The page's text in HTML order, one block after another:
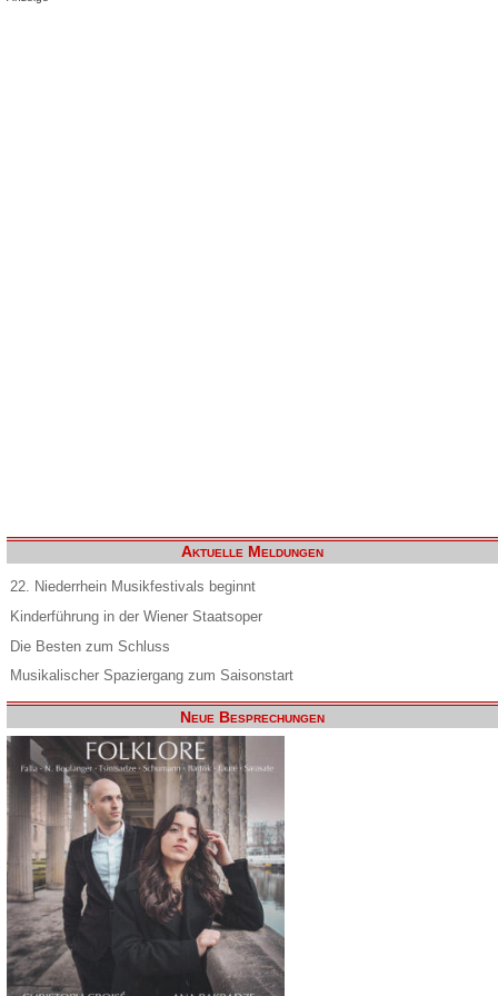
Aktuelle Meldungen
22. Niederrhein Musikfestivals beginnt
Kinderführung in der Wiener Staatsoper
Die Besten zum Schluss
Musikalischer Spaziergang zum Saisonstart
Neue Besprechungen